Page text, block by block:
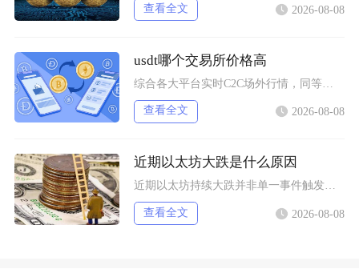
查看全文 2026-08-08
usdt哪个交易所价格高
查看全文 2026-08-08
近期以太坊大跌是什么原因
近期以太坊持续大跌并非单一事件触发，而是宏观流动性收紧、机构资金持续撤离、衍生品杠杆踩踏叠
查看全文 2026-08-08